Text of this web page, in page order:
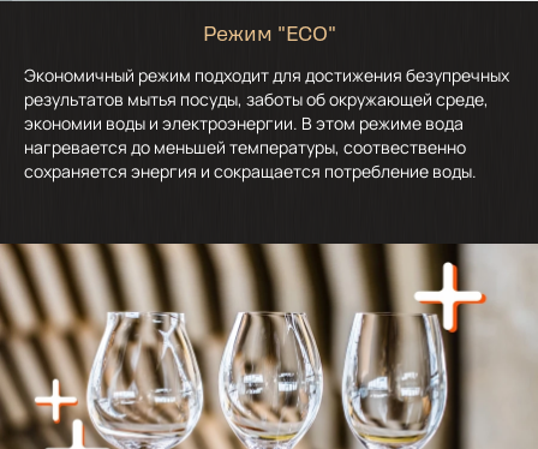
Режим "ECO"
Экономичный режим подходит для достижения безупречных
результатов мытья посуды, заботы об окружающей среде,
экономии воды и электроэнергии. В этом режиме вода
нагревается до меньшей температуры, соотвественно
сохраняется энергия и сокращается потребление воды.